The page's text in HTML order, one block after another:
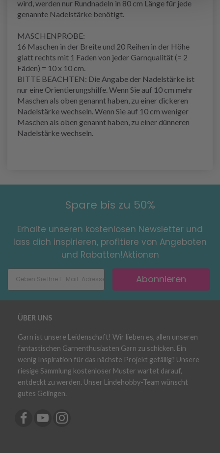
wird, werden nur Rundnadeln in 80 cm Länge für jede
genannte Nadelstärke benötigt.
MASCHENPROBE:
16 Maschen in der Breite und 20 Reihen in der Höhe
glatt rechts mit 1 Faden von jeder Garnqualität (= 2
Fäden) = 10 x 10 cm.
BITTE BEACHTEN: Die Angabe der Nadelstärke ist
nur eine Orientierungshilfe. Wenn Sie auf 10 cm mehr
Maschen als oben genannt haben, zu einer dickeren
Nadelstärke wechseln. Wenn Sie auf 10 cm weniger
Maschen als oben genannt haben, zu einer dünneren
Nadelstärke wechseln.
Spare bis zu 50%
Erhalte unseren kostenlosen Newsletter und
lass dich inspirieren, profitiere von Angeboten
und Rabatten!Aktionen
Abonnieren
ÜBER UNS
Garn ist unsere Leidenschaft! Wir lieben es, allen unseren
fantastischen Garnenthusiasten Garn zu schicken. Ein
wenig Inspiration für das nächste Projekt gefällig? Unsere
riesige Sammlung kostenloser Muster wartet darauf,
entdeckt zu werden. Unser Lindehobby-Team wünscht
gutes Gelingen.